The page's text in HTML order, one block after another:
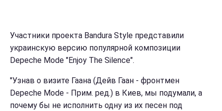
Участники проекта Bandura Style представили
украинскую версию популярной композиции
Depeche Mode "Enjoy The Silence".
"Узнав о визите Гаана (Дейв Гаан - фронтмен
Depeche Mode - Прим. ред.) в Киев, мы подумали, а
почему бы не исполнить одну из их песен под